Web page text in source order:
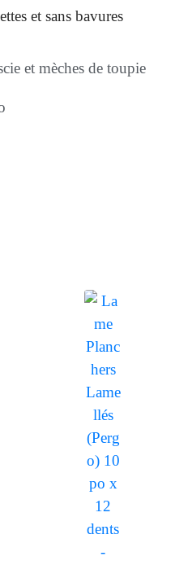
et sans bavures
et mèches de toupie